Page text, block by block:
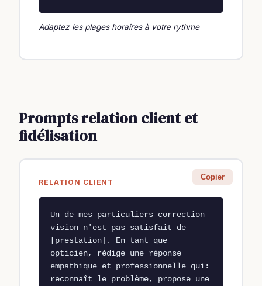
Adaptez les plages horaires à votre rythme
Prompts relation client et
fidélisation
RELATION CLIENT
Copier
Un de mes particuliers correction
vision n'est pas satisfait de
[prestation]. En tant que
opticien, rédige une réponse
empathique et professionnelle qui:
reconnaît le problème, propose une